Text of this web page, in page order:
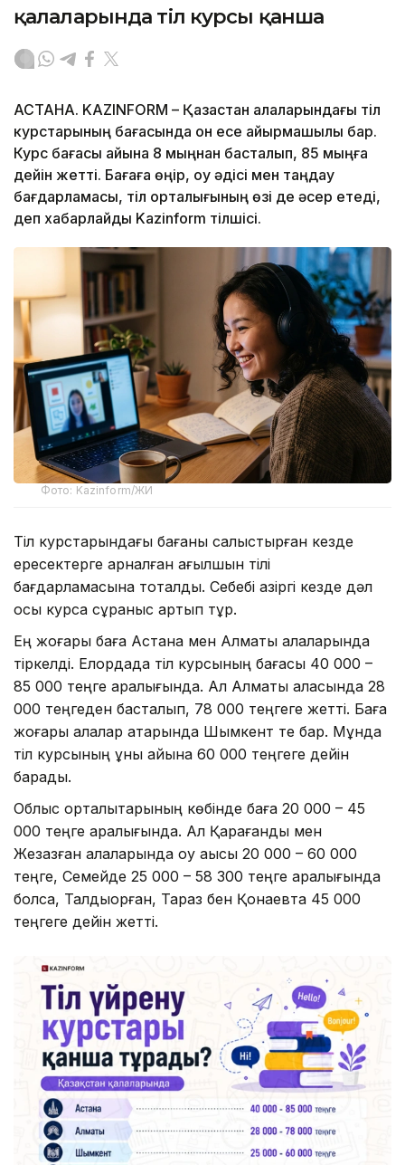
қалаларында тіл курсы қанша
АСТАНА. KAZINFORM – Қазақстан қалаларындағы тіл
курстарының бағасында он есе айырмашылық бар.
Курс бағасы айына 8 мыңнан басталып, 85 мыңға
дейін жетті. Бағаға өңір, оқу әдісі мен таңдау
бағдарламасы, тіл орталығының өзі де әсер етеді,
деп хабарлайды Kazinform тілшісі.
Фото: Kazinform/ЖИ
Тіл курстарындағы бағаны салыстырған кезде
ересектерге арналған ағылшын тілі
бағдарламасына тоқталдық. Себебі қазіргі кезде дәл
осы курсқа сұраныс артып тұр.
Ең жоғары баға Астана мен Алматы қалаларында
тіркелді. Елордада тіл курсының бағасы 40 000 –
85 000 теңге аралығында. Ал Алматы қаласында 28
000 теңгеден басталып, 78 000 теңгеге жетті. Баға
жоғары қалалар қатарында Шымкент те бар. Мұнда
тіл курсының құны айына 60 000 теңгеге дейін
барады.
Облыс орталықтарының көбінде баға 20 000 – 45
000 теңге аралығында. Ал Қарағанды мен
Жезқазған қалаларында оқу ақысы 20 000 – 60 000
теңге, Семейде 25 000 – 58 300 теңге аралығында
болса, Талдықорған, Тараз бен Қонаевта 45 000
теңгеге дейін жетті.